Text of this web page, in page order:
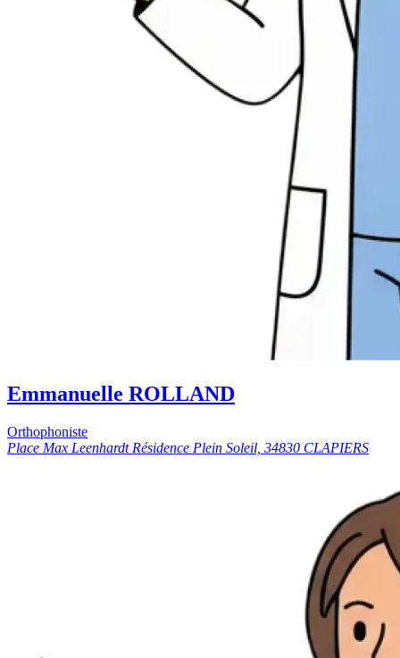
Emmanuelle ROLLAND
Orthophoniste
Place Max Leenhardt Résidence Plein Soleil, 34830 CLAPIERS